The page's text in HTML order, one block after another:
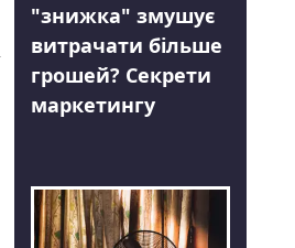
"знижка" змушує
витрачати більше
грошей? Секрети
маркетингу